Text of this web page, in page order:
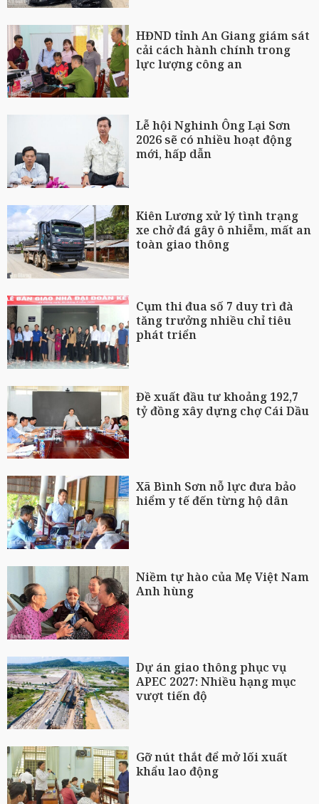
HĐND tỉnh An Giang giám sát
cải cách hành chính trong
lực lượng công an
Lễ hội Nghinh Ông Lại Sơn
2026 sẽ có nhiều hoạt động
mới, hấp dẫn
Kiên Lương xử lý tình trạng
xe chở đá gây ô nhiễm, mất an
toàn giao thông
Cụm thi đua số 7 duy trì đà
tăng trưởng nhiều chỉ tiêu
phát triển
Đề xuất đầu tư khoảng 192,7
tỷ đồng xây dựng chợ Cái Dầu
Xã Bình Sơn nỗ lực đưa bảo
hiểm y tế đến từng hộ dân
Niềm tự hào của Mẹ Việt Nam
Anh hùng
Dự án giao thông phục vụ
APEC 2027: Nhiều hạng mục
vượt tiến độ
Gỡ nút thắt để mở lối xuất
khẩu lao động